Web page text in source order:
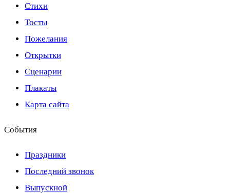
Стихи
Тосты
Пожелания
Открытки
Сценарии
Плакаты
Карта сайта
События
Праздники
Последний звонок
Выпускной